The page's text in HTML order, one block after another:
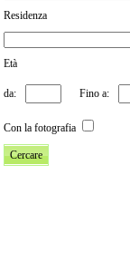
Residenza
Età
da: Fino a:
Con la fotografia